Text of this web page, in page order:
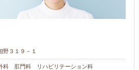
野３１９－１
肛門科 リハビリテーション科